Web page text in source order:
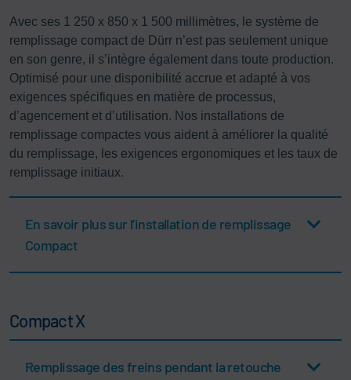
Avec ses 1 250 x 850 x 1 500 millimètres, le système de
remplissage compact de Dürr n’est pas seulement unique
en son genre, il s’intègre également dans toute production.
Optimisé pour une disponibilité accrue et adapté à vos
exigences spécifiques en matière de processus,
d’agencement et d’utilisation. Nos installations de
remplissage compactes vous aident à améliorer la qualité
du remplissage, les exigences ergonomiques et les taux de
remplissage initiaux.
En savoir plus sur l’installation de remplissage
Compact
Compact X
Remplissage des freins pendant la retouche